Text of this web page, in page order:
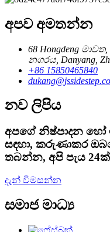
අපව අමතන්න
68 Hongdeng
නගරය, Danyang,
+86 15850465840
නව ලිපිය
අපගේ නිෂ්පාදන හෝ
සඳහා, කරුණාකර
තබන්න, අපි පැය
දැන් විමසන්න
සමාජ මාධ්‍ය